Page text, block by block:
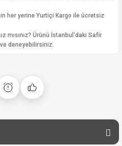
her yerine Yurtiçi Kargo ile ücretsiz
mısınız? Ürünü İstanbul'daki Safir
deneyebilirsiniz.